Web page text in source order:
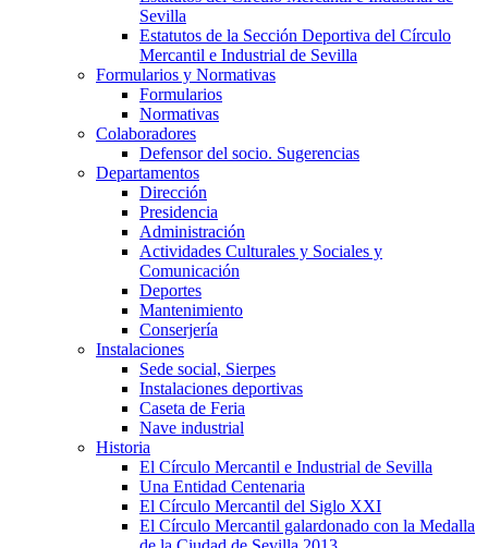
Sevilla
Estatutos de la Sección Deportiva del Círculo
Mercantil e Industrial de Sevilla
Formularios y Normativas
Formularios
Normativas
Colaboradores
Defensor del socio. Sugerencias
Departamentos
Dirección
Presidencia
Administración
Actividades Culturales y Sociales y
Comunicación
Deportes
Mantenimiento
Conserjería
Instalaciones
Sede social, Sierpes
Instalaciones deportivas
Caseta de Feria
Nave industrial
Historia
El Círculo Mercantil e Industrial de Sevilla
Una Entidad Centenaria
El Círculo Mercantil del Siglo XXI
El Círculo Mercantil galardonado con la Medalla